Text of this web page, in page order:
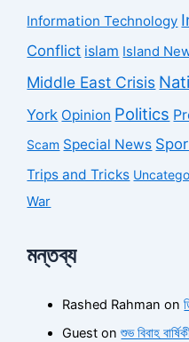
Information Technology
Conflict islam Island
Middle East Crisis
York Opinion Politics
Scam Special News
Trips and Tricks
War
মন্তব্য
Rashed Rahman on
Guest onশুভ বিবাহ